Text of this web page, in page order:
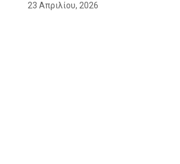
23 Απριλίου, 2026